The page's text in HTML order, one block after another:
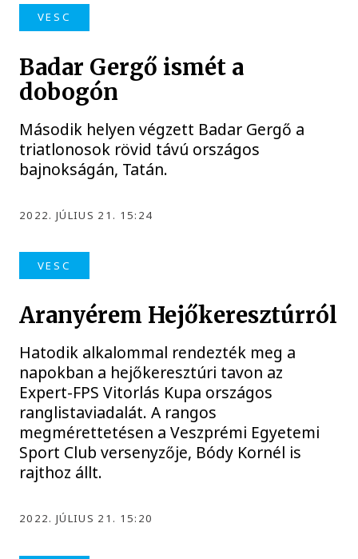
VESC
Badar Gergő ismét a
dobogón
Második helyen végzett Badar Gergő a
triatlonosok rövid távú országos
bajnokságán, Tatán.
2022. JÚLIUS 21. 15:24
VESC
Aranyérem Hejőkeresztúrról
Hatodik alkalommal rendezték meg a
napokban a hejőkeresztúri tavon az
Expert-FPS Vitorlás Kupa országos
ranglistaviadalát. A rangos
megmérettetésen a Veszprémi Egyetemi
Sport Club versenyzője, Bódy Kornél is
rajthoz állt.
2022. JÚLIUS 21. 15:20